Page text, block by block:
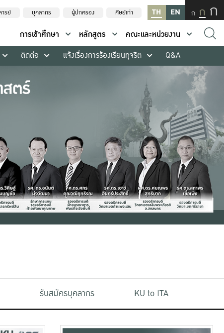
ารย์ บุคลากร ผู้ปกครอง ศิษย์เก่า TH EN ก ก ก
การเข้าศึกษา หลักสูตร
คณะและหน่วยงาน
ติดต่อ แจ้งเรื่องการร้องเรียนทุจริต Q&A
รับสมัครบุคลากร KU to ITA